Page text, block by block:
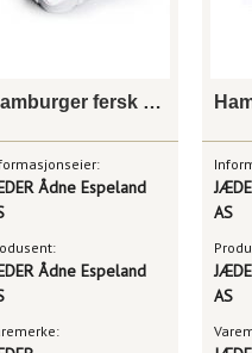
Hamburger fersk 170g
Ådne Espeland
Ådne Espeland
AS
AS